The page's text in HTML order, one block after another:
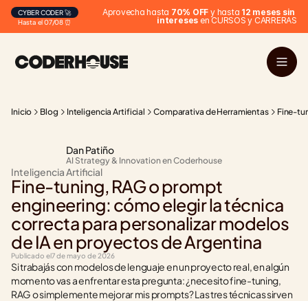
Hasta el 07/08 ⏰
CYBER CODER 🚀 Aprovecha hasta 70% OFF y hasta 12 meses sin
intereses en CURSOS y CARRERAS
Inicio Blog Inteligencia Artificial Comparativa de Herramientas Fine-
Dan Patiño
AI Strategy & Innovation en Coderhouse
Inteligencia Artificial
Fine-tuning, RAG o prompt
engineering: cómo elegir la técnica
correcta para personalizar modelos
de IA en proyectos de Argentina
Publicado el7 de mayo de 2026
Si trabajás con modelos de lenguaje en un proyecto real, en algún
momento vas a enfrentar esta pregunta: ¿necesito fine-tuning,
RAG o simplemente mejorar mis prompts? Las tres técnicas sirven